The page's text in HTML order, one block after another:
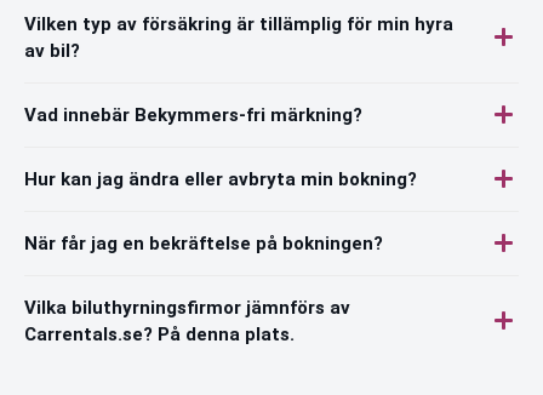
Vilken typ av försäkring är tillämplig för min hyra
av bil?
Vad innebär Bekymmers-fri märkning?
Hur kan jag ändra eller avbryta min bokning?
När får jag en bekräftelse på bokningen?
Vilka biluthyrningsfirmor jämnförs av
Carrentals.se? På denna plats.